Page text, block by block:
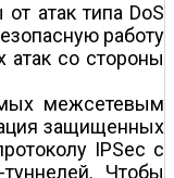
атак типа DoS
работу
со стороны
межсетевым
защищенных
IPSec с
Чтобы